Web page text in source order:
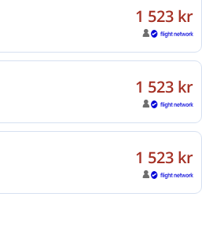
1 523 kr
1 523 kr
1 523 kr